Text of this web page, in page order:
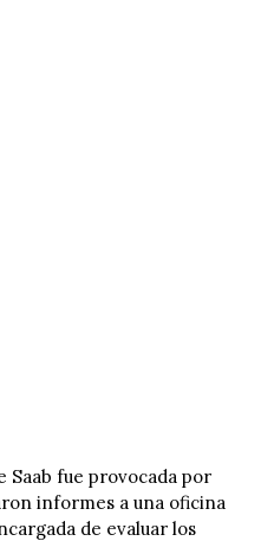
Saab fue provocada por
informes a una oficina
de evaluar los